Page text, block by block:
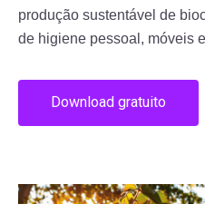
produção sustentável de
de higiene pessoal, móveis
Download gratuito